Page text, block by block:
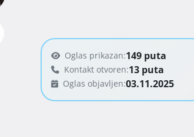
Oglas prikazan:149 puta
Kontakt otvoren:13 puta
Oglas objavljen:03.11.2025